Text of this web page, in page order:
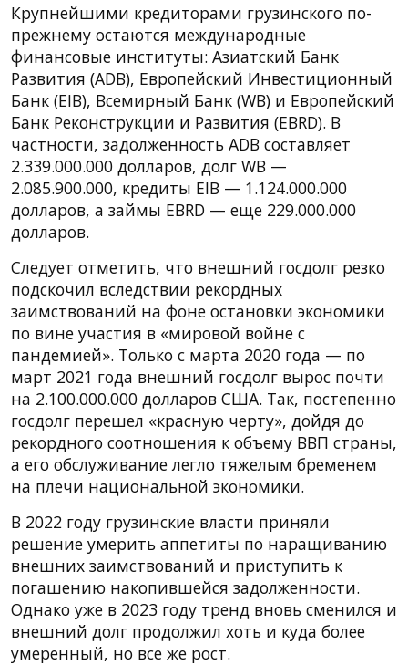
Крупнейшими кредиторами грузинского по-
прежнему остаются международные
финансовые институты: Азиатский Банк
Развития (ADB), Европейский Инвестиционный
Банк (EIB), Всемирный Банк (WB) и Европейский
Банк Реконструкции и Развития (EBRD). В
частности, задолженность ADB составляет
2.339.000.000 долларов, долг WB —
2.085.900.000, кредиты EIB — 1.124.000.000
долларов, а займы EBRD — еще 229.000.000
долларов.
Следует отметить, что внешний госдолг резко
подскочил вследствии рекордных
заимствований на фоне остановки экономики
по вине участия в «мировой войне с
пандемией». Только с марта 2020 года — по
март 2021 года внешний госдолг вырос почти
на 2.100.000.000 долларов США. Так, постепенно
госдолг перешел «красную черту», дойдя до
рекордного соотношения к объему ВВП страны,
а его обслуживание легло тяжелым бременем
на плечи национальной экономики.
В 2022 году грузинские власти приняли
решение умерить аппетиты по наращиванию
внешних заимствований и приступить к
погашению накопившейся задолженности.
Однако уже в 2023 году тренд вновь сменился и
внешний долг продолжил хоть и куда более
умеренный, но все же рост.